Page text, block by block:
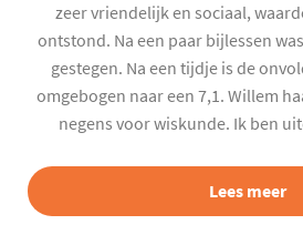
zeer vriendelijk en sociaal,
ontstond. Na een paar bijlessen
gestegen. Na een tijdje is de
omgebogen naar een 7,1. Willem
negens voor wiskunde. Ik ben
Lees meer